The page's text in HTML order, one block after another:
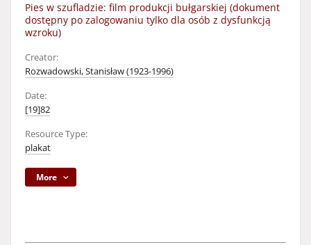
Pies w szufladzie: film produkcji bułgarskiej (dokument
dostępny po zalogowaniu tylko dla osób z dysfunkcją
wzroku)
Creator:
Rozwadowski, Stanisław (1923-1996)
Date:
[19]82
Resource Type:
plakat
More